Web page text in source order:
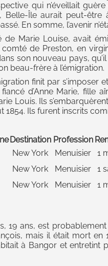
qui n’éveillait
Belle-Île aurait peut-être
En somme, l’avenir
Marie Louise, avait
de Preston, en
son nouveau pays,
beau-frère à l’émigration.
finit par s’imposer
d’Anne Marie, fille
Louis. Ils
1854. Ils furent inscrits
Destination Profession
New York Menuisier
1
New York Menuisier
1
New York Menuisier 1
19 ans, est
mais il était mort en
à Bangor et entretint